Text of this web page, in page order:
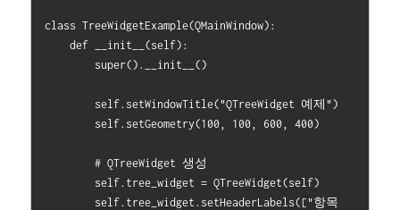
class TreeWidgetExample(QMainWindow):
    def __init__(self):
        # QTreeWidget 생성